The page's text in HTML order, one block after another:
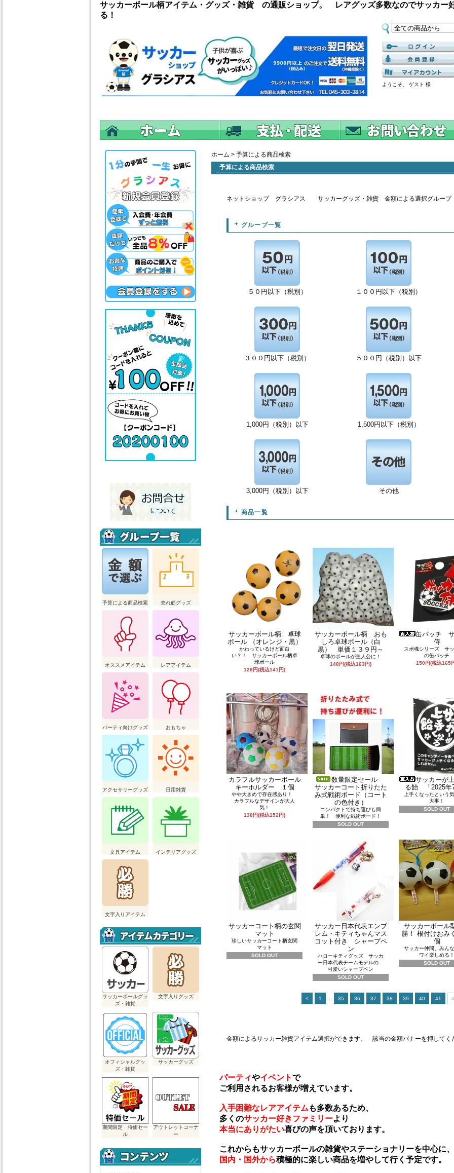
サッカーボール柄アイテム・グッズ・雑貨 の通販ショップ。 レアグッズ多数なのでサッカー
る！
ようこそ、 ゲスト 様
予算による商品検索 売れ筋グッズ
オススメアイテム レアアイテム
パーティ向けグッズ おもちゃ
アクセサリーグッズ 日用雑貨
文具アイテム インテリアグッズ
文字入りアイテム
サッカーボールグッ
ズ・雑貨
文字入りグッズ
オフィシャルグッ
ズ・雑貨
サッカーグッズ
期間限定 特価セー
ル
アウトレットコーナ
ー
ホーム > 予算による商品検索
予算による商品検索
ネットショップ グラシアス サッカーグッズ・雑貨 金額による選択グループ
グループ一覧
５０円以下（税別） １００円以下（税別）
３００円以下（税別） ５００円（税別）以下
1,000円（税別）以下 1,500円以下（税別）
3,000円（税別）以下 その他
商品一覧
サッカーボール柄 卓球
ボール （オレンジ・黒）
かわっているけど面白
い？！ サッカーボール柄卓
球ボール
128円(税込141円)
サッカーボール柄 おも
しろ卓球ボール（白
黒） 単価１３９円～
卓球のボールが主人公に！
148円(税込163円)
缶バッチ
侍
スポ魂シリーズ サ
の缶バッチ
150円(税込165
カラフルサッカーボール
キーホルダー １個
やや大きめで存在感あり！
カラフルなデザインが大人
気！
138円(税込152円)
数量限定セール
サッカーコート折りたた
み式戦術ボード（コート
の色付き）
コンパクトで持ち運びも簡
単！ 便利な戦術ボード！
SOLD OUT
サッカーが
る飴 「2025年
上手くなったという
大事！
SOLD OUT
サッカーコート柄の玄関
マット
珍しいサッカーコート柄玄関
マット
SOLD OUT
サッカー日本代表エンブ
レム・キティちゃんマス
コット付き シャープペ
ン
ハローキティグッズ サッカ
ー日本代表チームモデルの
可愛いシャープペン
SOLD OUT
サッカーボー
勝！ 根付けおみ
個
サッカー仲間、みん
ワイ楽しめる！
SOLD OUT
< 1 35 36 37 38 39 40 41
金額によるサッカー雑貨アイテム選択ができます。 該当の金額バナーを押してく
パーティやイベントで
ご利用されるお客様が増えています。
入手困難なレアアイテム も多数あるため、
多くのサッカー好きファミリーより
本当にありがたい喜びの声を頂いております。
これからもサッカーボールの雑貨やステーショナリーを中心に、
国内・国外から積極的に楽しい商品を増やして行く予定です。